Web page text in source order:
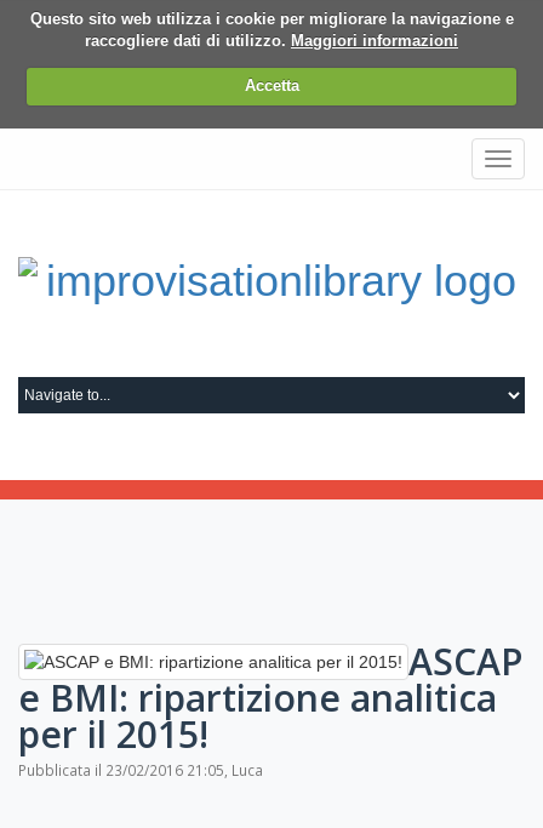
Questo sito web utilizza i cookie per migliorare la navigazione e
raccogliere dati di utilizzo. Maggiori informazioni
Accetta
ASCAP
e BMI: ripartizione analitica
per il 2015!
Pubblicata il 23/02/2016 21:05, Luca